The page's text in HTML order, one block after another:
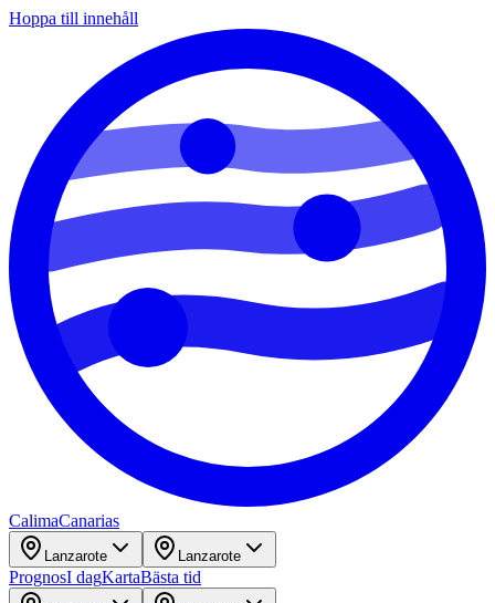
Hoppa till innehåll
CalimaCanarias
Lanzarote Lanzarote
PrognosI dagKartaBästa tid